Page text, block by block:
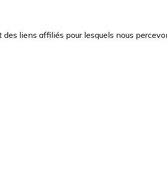
liens affiliés pour lesquels nous